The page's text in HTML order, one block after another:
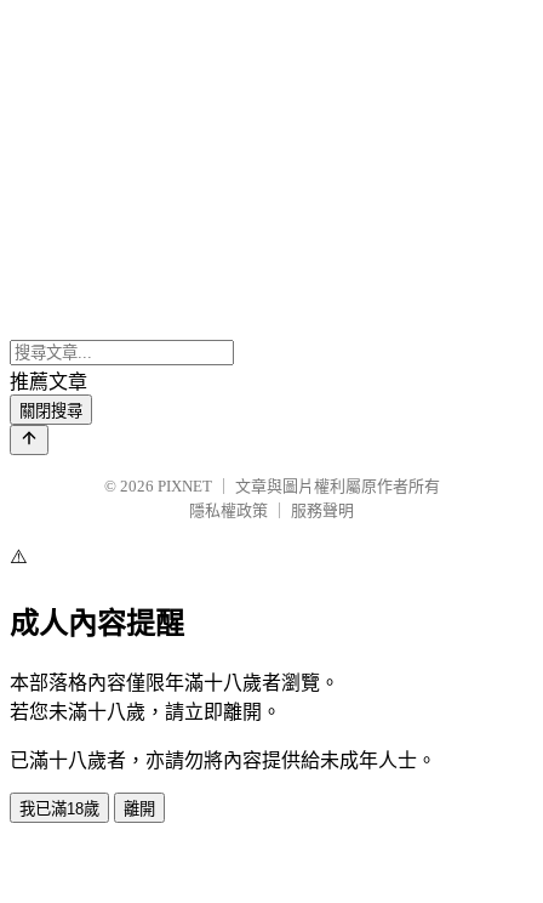
推薦文章
關閉搜尋
© 2026 PIXNET
文章與圖片權利屬原作者所有
隱私權政策
服務聲明
⚠️
成人內容提醒
本部落格內容僅限年滿十八歲者瀏覽。
若您未滿十八歲，請立即離開。
已滿十八歲者，亦請勿將內容提供給未成年人士。
我已滿18歲 離開